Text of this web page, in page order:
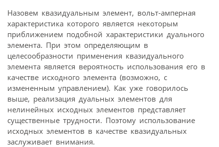
Назовем квазидуальным элемент, вольт-амперная
характеристика которого является некоторым
приближением подобной характеристики дуального
элемента. При этом определяющим в
целесообразности применения квазидуального
элемента является вероятность использования его в
качестве исходного элемента (возможно, с
измененным управлением). Как уже говорилось
выше, реализация дуальных элементов для
нелинейных исходных элементов представляет
существенные трудности. Поэтому использование
исходных элементов в качестве квазидуальных
заслуживает внимания.